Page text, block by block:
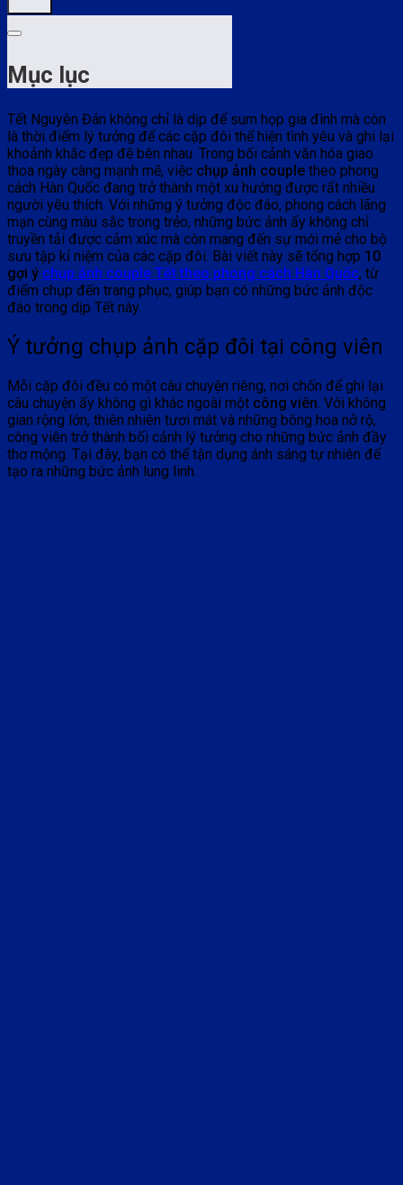
Mục lục
Tết Nguyên Đán không chỉ là dịp để sum họp gia đình mà còn
là thời điểm lý tưởng để các cặp đôi thể hiện tình yêu và ghi lại
khoảnh khắc đẹp đẽ bên nhau. Trong bối cảnh văn hóa giao
thoa ngày càng mạnh mẽ, việc chụp ảnh couple theo phong
cách Hàn Quốc đang trở thành một xu hướng được rất nhiều
người yêu thích. Với những ý tưởng độc đáo, phong cách lãng
mạn cùng màu sắc trong trẻo, những bức ảnh ấy không chỉ
truyền tải được cảm xúc mà còn mang đến sự mới mẻ cho bộ
sưu tập kỉ niệm của các cặp đôi. Bài viết này sẽ tổng hợp 10
gợi ý chụp ảnh couple Tết theo phong cách Hàn Quốc, từ
điểm chụp đến trang phục, giúp bạn có những bức ảnh độc
đáo trong dịp Tết này.
Ý tưởng chụp ảnh cặp đôi tại công viên
Mỗi cặp đôi đều có một câu chuyện riêng, nơi chốn để ghi lại
câu chuyện ấy không gì khác ngoài một công viên. Với không
gian rộng lớn, thiên nhiên tươi mát và những bông hoa nở rộ,
công viên trở thành bối cảnh lý tưởng cho những bức ảnh đầy
thơ mộng. Tại đây, bạn có thể tận dụng ánh sáng tự nhiên để
tạo ra những bức ảnh lung linh.